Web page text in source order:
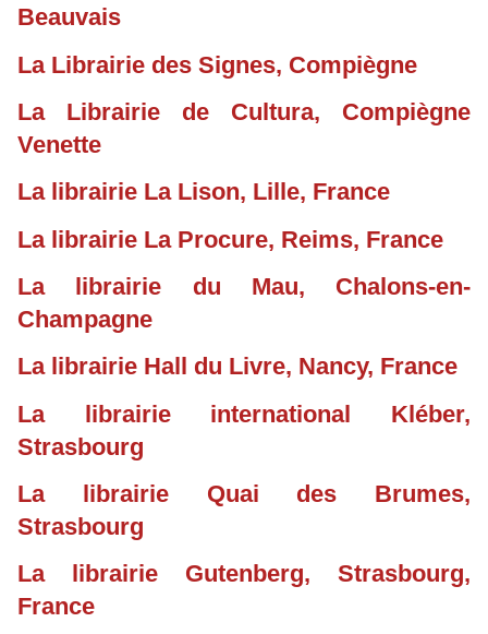
Beauvais
La Librairie des Signes, Compiègne
La Librairie de Cultura, Compiègne
Venette
La librairie La Lison, Lille, France
La librairie La Procure, Reims, France
La librairie du Mau, Chalons-en-
Champagne
La librairie Hall du Livre, Nancy, France
La librairie international Kléber,
Strasbourg
La librairie Quai des Brumes,
Strasbourg
La librairie Gutenberg, Strasbourg,
France